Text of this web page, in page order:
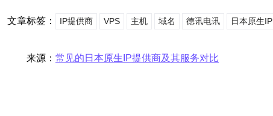
文章标签： IP提供商 VPS 主机 域名 德讯电讯 日本原生IP
来源： 常见的日本原生IP提供商及其服务对比